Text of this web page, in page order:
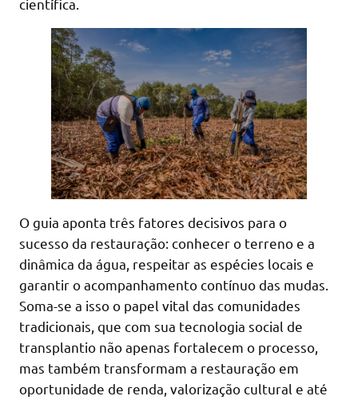
científica.
O guia aponta três fatores decisivos para o
sucesso da restauração: conhecer o terreno e a
dinâmica da água, respeitar as espécies locais e
garantir o acompanhamento contínuo das mudas.
Soma-se a isso o papel vital das comunidades
tradicionais, que com sua tecnologia social de
transplantio não apenas fortalecem o processo,
mas também transformam a restauração em
oportunidade de renda, valorização cultural e até